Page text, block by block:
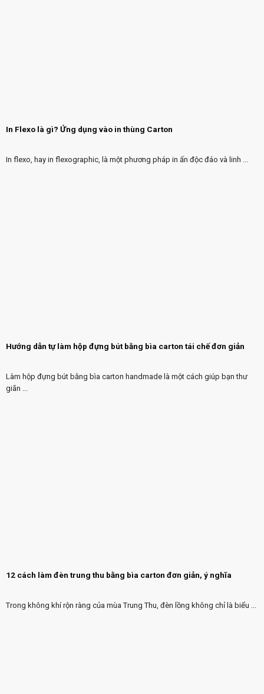
In Flexo là gì? Ứng dụng vào in thùng Carton
In flexo, hay in flexographic, là một phương pháp in ấn độc đáo và linh ...
Hướng dẫn tự làm hộp đựng bút bằng bìa carton tái chế đơn giản
Làm hộp đựng bút bằng bìa carton handmade là một cách giúp bạn thư
giãn ...
12 cách làm đèn trung thu bằng bìa carton đơn giản, ý nghĩa
Trong không khí rộn ràng của mùa Trung Thu, đèn lồng không chỉ là biểu ...